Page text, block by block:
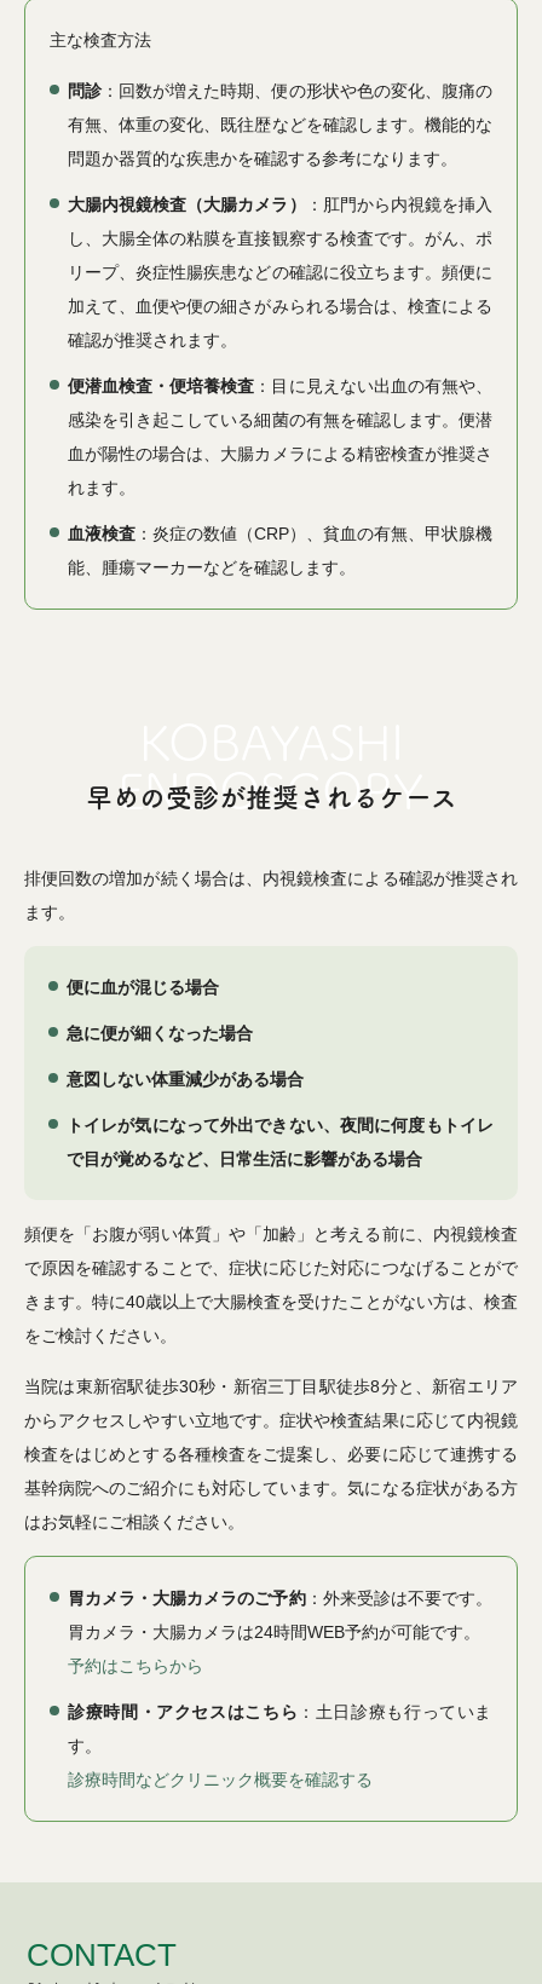
主な検査方法
問診：回数が増えた時期、便の形状や色の変化、腹痛の
有無、体重の変化、既往歴などを確認します。機能的な
問題か器質的な疾患かを確認する参考になります。
大腸内視鏡検査（大腸カメラ）
：肛門から内視鏡を挿入
し、大腸全体の粘膜を直接観察する検査です。がん、ポ
リープ、炎症性腸疾患などの確認に役立ちます。頻便に
加えて、血便や便の細さがみられる場合は、検査による
確認が推奨されます。
便潜血検査・便培養検査 ：目に見えない出血の有無や、
感染を引き起こしている細菌の有無を確認します。便潜
血が陽性の場合は、大腸カメラによる精密検査が推奨さ
れます。
血液検査 ：炎症の数値（CRP）、貧血の有無、甲状腺機
能、腫瘍マーカーなどを確認します。
早めの受診が推奨されるケース
排便回数の増加が続く場合は、内視鏡検査による確認が推奨され
ます。
便に血が混じる場合
急に便が細くなった場合
意図しない体重減少がある場合
トイレが気になって外出できない、夜間に何度もトイレ
で目が覚めるなど、日常生活に影響がある場合
頻便を「お腹が弱い体質」や「加齢」と考える前に、内視鏡検査
で原因を確認することで、症状に応じた対応につなげることがで
きます。特に40歳以上で大腸検査を受けたことがない方は、検査
をご検討ください。
当院は東新宿駅徒歩30秒・新宿三丁目駅徒歩8分と、新宿エリア
からアクセスしやすい立地です。症状や検査結果に応じて内視鏡
検査をはじめとする各種検査をご提案し、必要に応じて連携する
基幹病院へのご紹介にも対応しています。気になる症状がある方
はお気軽にご相談ください。
胃カメラ・大腸カメラのご予約：外来受診は不要です。
胃カメラ・大腸カメラは24時間WEB予約が可能です。
予約はこちらから
診療時間・アクセスはこちら ：土日診療も行っていま
す。
診療時間などクリニック概要を確認する
CONTACT